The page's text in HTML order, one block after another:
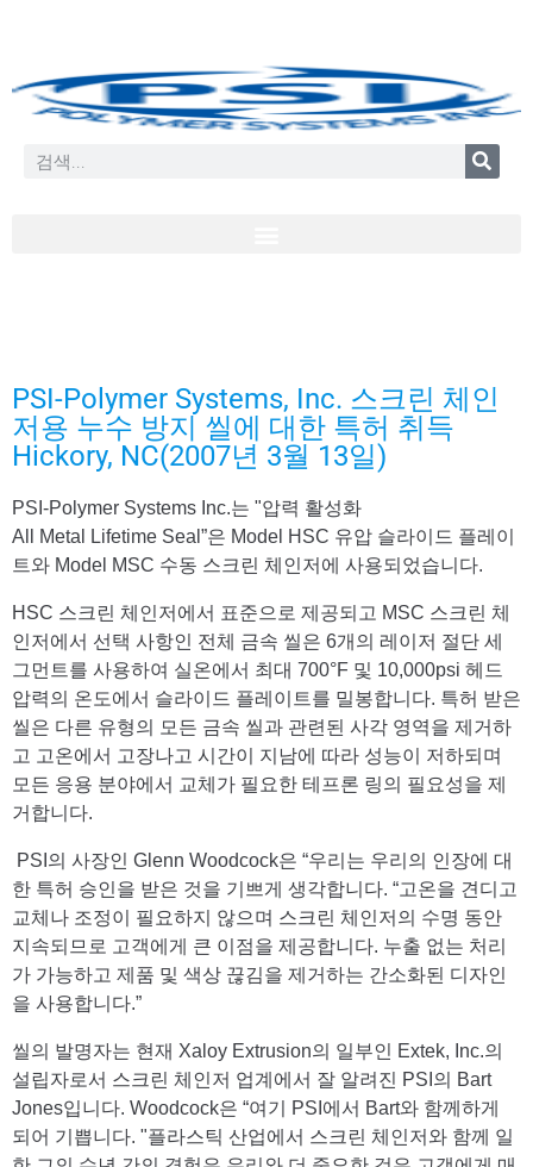
PSI-Polymer Systems, Inc. 스크린 체인
저용 누수 방지 씰에 대한 특허 취득
Hickory, NC(2007년 3월 13일)
PSI-Polymer Systems Inc.는 "압력 활성화
All Metal Lifetime Seal”은 Model HSC 유압 슬라이드 플레이
트와 Model MSC 수동 스크린 체인저에 사용되었습니다.
HSC 스크린 체인저에서 표준으로 제공되고 MSC 스크린 체
인저에서 선택 사항인 전체 금속 씰은 6개의 레이저 절단 세
그먼트를 사용하여 실온에서 최대 700°F 및 10,000psi 헤드
압력의 온도에서 슬라이드 플레이트를 밀봉합니다. 특허 받은
씰은 다른 유형의 모든 금속 씰과 관련된 사각 영역을 제거하
고 고온에서 고장나고 시간이 지남에 따라 성능이 저하되며
모든 응용 분야에서 교체가 필요한 테프론 링의 필요성을 제
거합니다.
PSI의 사장인 Glenn Woodcock은 “우리는 우리의 인장에 대
한 특허 승인을 받은 것을 기쁘게 생각합니다. “고온을 견디고
교체나 조정이 필요하지 않으며 스크린 체인저의 수명 동안
지속되므로 고객에게 큰 이점을 제공합니다. 누출 없는 처리
가 가능하고 제품 및 색상 끊김을 제거하는 간소화된 디자인
을 사용합니다.”
씰의 발명자는 현재 Xaloy Extrusion의 일부인 Extek, Inc.의
설립자로서 스크린 체인저 업계에서 잘 알려진 PSI의 Bart
Jones입니다. Woodcock은 “여기 PSI에서 Bart와 함께하게
되어 기쁩니다. "플라스틱 산업에서 스크린 체인저와 함께 일